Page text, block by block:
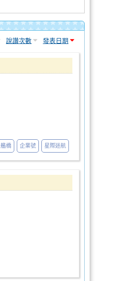
說讚次數 發表日期
艦橋 企業號 星際迷航